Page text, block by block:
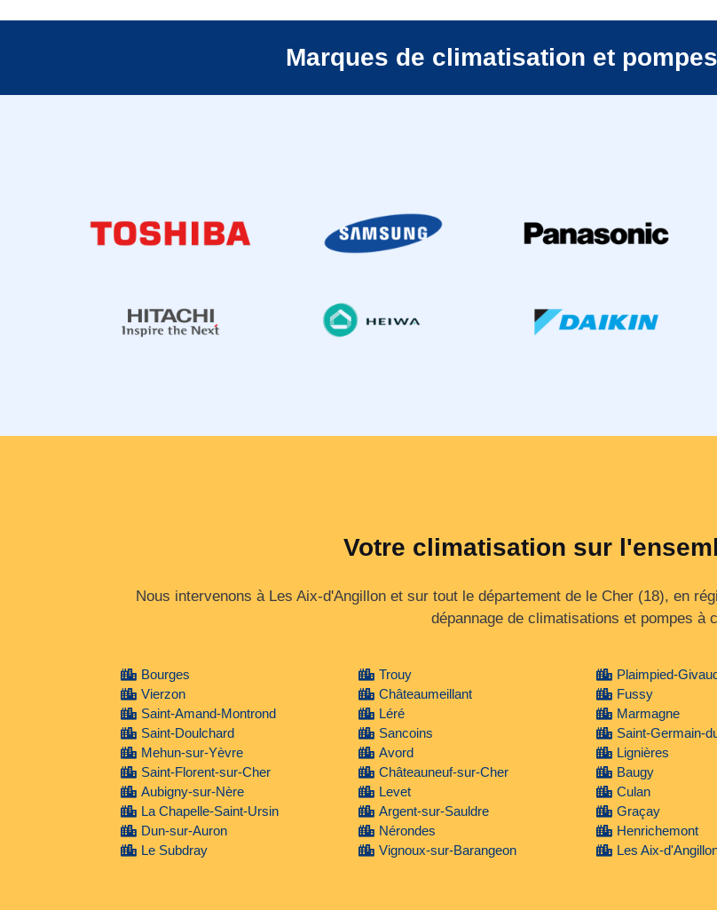
Marques de climatisation et
Votre climatisation sur
Nous intervenons à Les Aix-d'Angillon et sur tout le département de le Cher (18), en
dépannage de climatisations et pompes à
Bourges
Vierzon
Saint-Amand-Montrond
Saint-Doulchard
Mehun-sur-Yèvre
Saint-Florent-sur-Cher
Aubigny-sur-Nère
La Chapelle-Saint-Ursin
Dun-sur-Auron
Le Subdray
Trouy
Châteaumeillant
Léré
Sancoins
Avord
Châteauneuf-sur-Cher
Levet
Argent-sur-Sauldre
Nérondes
Vignoux-sur-Barangeon
Plaimpied-
Fussy
Marmagne
Saint-Germain-
Lignières
Baugy
Culan
Graçay
Henrichemont
Les Aix-